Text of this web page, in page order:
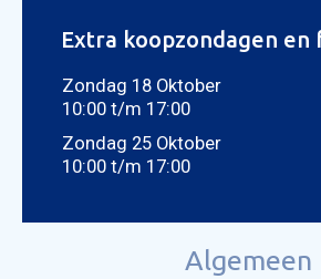
Extra koopzondagen en
Zondag 18 Oktober
10:00 t/m 17:00
Zondag 25 Oktober
10:00 t/m 17:00
Algemeen